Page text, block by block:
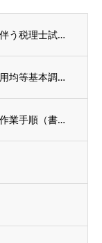
令和８年熊本地震の発生に伴う税理士試験の延期等
厚生労働省が令和７年度雇用均等基本調査の結果を公表
無申告状態の解消に向けた作業手順（書類収集編）